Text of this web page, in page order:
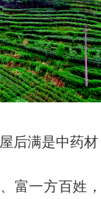
后满是中药
一方百姓，